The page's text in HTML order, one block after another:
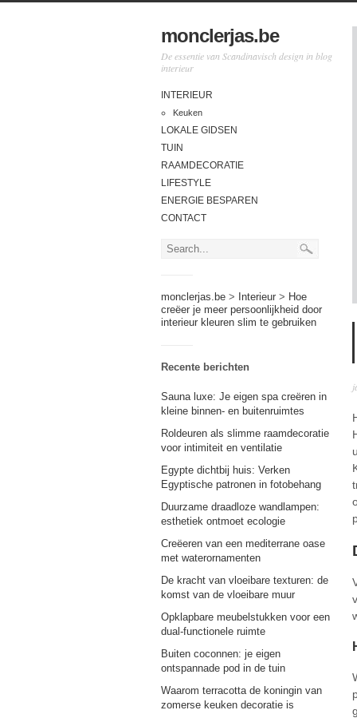
monclerjas.be
De essentie van Scandinavisch design in blog
interieur
INTERIEUR
Keuken
LOKALE GIDSEN
TUIN
RAAMDECORATIE
LIFESTYLE
ENERGIE BESPAREN
CONTACT
monclerjas.be > Interieur > Hoe
creëer je meer persoonlijkheid door
interieur kleuren slim te gebruiken
Recente berichten
Sauna luxe: Je eigen spa creëren in
kleine binnen- en buitenruimtes
Roldeuren als slimme raamdecoratie
voor intimiteit en ventilatie
Egypte dichtbij huis: Verken
Egyptische patronen in fotobehang
Duurzame draadloze wandlampen:
esthetiek ontmoet ecologie
Creëeren van een mediterrane oase
met waterornamenten
De kracht van vloeibare texturen: de
komst van de vloeibare muur
Opklapbare meubelstukken voor een
dual-functionele ruimte
Buiten coconnen: je eigen
ontspannade pod in de tuin
Waarom terracotta de koningin van
zomerse keuken decoratie is